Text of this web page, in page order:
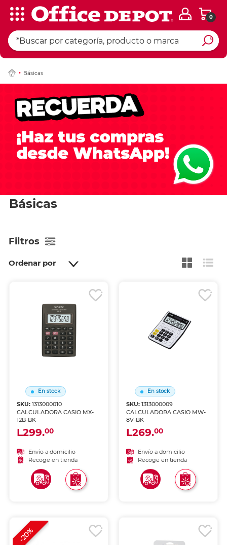
0
Básicas
Básicas
Filtros
Ordenar por
En stock
SKU:1313000010
CALCULADORA CASIO MX-
12B-BK
L299.00
Envío a domicilio
Recoge en tienda
En stock
SKU: 1313000009
CALCULADORA CASIO MW-
8V-BK
L269.00
Envío a domicilio
Recoge en tienda
-20%